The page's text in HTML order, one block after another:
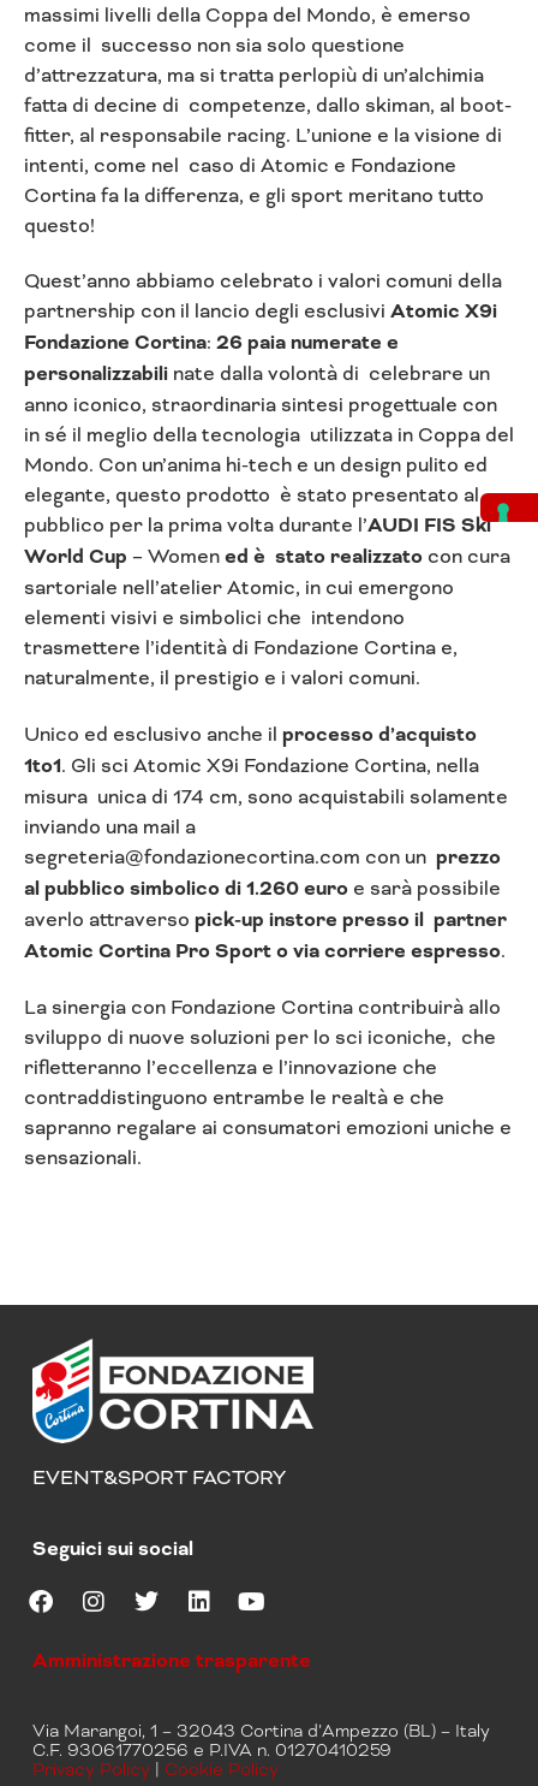
massimi livelli della Coppa del Mondo, è emerso
come il successo non sia solo questione
d’attrezzatura, ma si tratta perlopiù di un’alchimia
fatta di decine di competenze, dallo skiman, al boot-
fitter, al responsabile racing. L’unione e la visione di
intenti, come nel caso di Atomic e Fondazione
Cortina fa la differenza, e gli sport meritano tutto
questo!
Quest’anno abbiamo celebrato i valori comuni della
partnership con il lancio degli esclusivi Atomic X9i
Fondazione Cortina: 26 paia numerate e
personalizzabili nate dalla volontà di celebrare un
anno iconico, straordinaria sintesi progettuale con
in sé il meglio della tecnologia utilizzata in Coppa del
Mondo. Con un’anima hi-tech e un design pulito ed
elegante, questo prodotto è stato presentato al
pubblico per la prima volta durante l’AUDI FIS Ski
World Cup – Womened è stato realizzato con cura
sartoriale nell’atelier Atomic, in cui emergono
elementi visivi e simbolici che intendono
trasmettere l’identità di Fondazione Cortina e,
naturalmente, il prestigio e i valori comuni.
Unico ed esclusivo anche il processo d’acquisto
1to1. Gli sci Atomic X9i Fondazione Cortina, nella
misura unica di 174 cm, sono acquistabili solamente
inviando una mail a
segreteria@fondazionecortina.com con un prezzo
al pubblico simbolico di 1.260 euro e sarà possibile
averlo attraverso pick-up instore presso il partner
Atomic Cortina Pro Sport o via corriere espresso.
La sinergia con Fondazione Cortina contribuirà allo
sviluppo di nuove soluzioni per lo sci iconiche, che
rifletteranno l’eccellenza e l’innovazione che
contraddistinguono entrambe le realtà e che
sapranno regalare ai consumatori emozioni uniche e
sensazionali.
EVENT&SPORT FACTORY
Seguici sui social
F
c
o
o
I
s
g
r
i
e
r
L
n
d
i
u
b
e
Amministrazione trasparente
Via Marangoi, 1 – 32043 Cortina d’Ampezzo (BL) – Italy
C.F. 93061770256 e P.IVA n. 01270410259
Privacy Policy | Cookie Policy